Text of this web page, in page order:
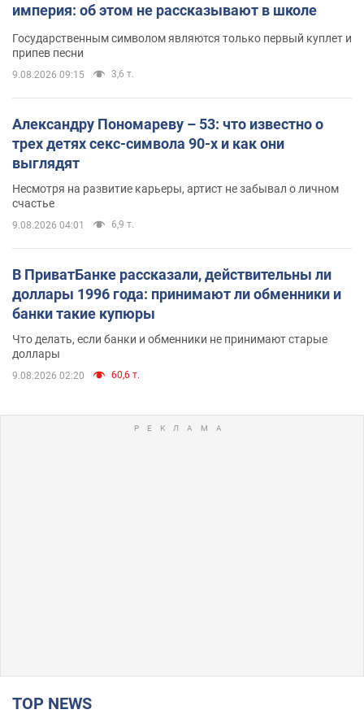
империя: об этом не рассказывают в школе
Государственным символом являются только первый куплет и
припев песни
9.08.2026 09:15 3,6 т.
Александру Пономареву – 53: что известно о
трех детях секс-символа 90-х и как они
выглядят
Несмотря на развитие карьеры, артист не забывал о личном
счастье
9.08.2026 04:01 6,9 т.
В ПриватБанке рассказали, действительны ли
доллары 1996 года: принимают ли обменники и
банки такие купюры
Что делать, если банки и обменники не принимают старые
доллары
9.08.2026 02:20 60,6 т.
TOP NEWS